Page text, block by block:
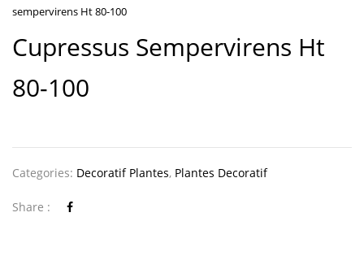
sempervirens Ht 80-100
Cupressus Sempervirens Ht
80-100
Categories: Decoratif Plantes, Plantes Decoratif
Share :